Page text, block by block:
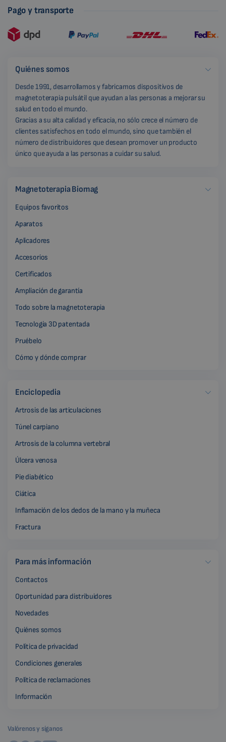
Pago y transporte
Quiénes somos
Desde 1991, desarrollamos y fabricamos dispositivos de
magnetoterapia pulsátil que ayudan a las personas a mejorar su
salud en todo el mundo.
Gracias a su alta calidad y eficacia, no sólo crece el número de
clientes satisfechos en todo el mundo, sino que también el
número de distribuidores que desean promover un producto
único que ayuda a las personas a cuidar su salud.
Magnetoterapia Biomag
Equipos favoritos
Aparatos
Aplicadores
Accesorios
Certificados
Ampliación de garantía
Todo sobre la magnetoterapia
Tecnología 3D patentada
Pruébelo
Cómo y dónde comprar
Enciclopedia
Artrosis de las articulaciones
Túnel carpiano
Artrosis de la columna vertebral
Úlcera venosa
Pie diabético
Ciática
Inflamación de los dedos de la mano y la muñeca
Fractura
Para más información
Contactos
Oportunidad para distribuidores
Novedades
Quiénes somos
Política de privacidad
Condiciones generales
Política de reclamaciones
Información
Valórenos y síganos